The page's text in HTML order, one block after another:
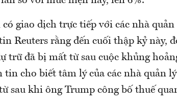
giao dịch trực tiếp với các nhà
Reuters rằng đến cuối thập kỷ này,
trữ đã bị mất từ sau cuộc khủng
tin cho biết tâm lý của các nhà quản
sau khi ông Trump công bố thuế